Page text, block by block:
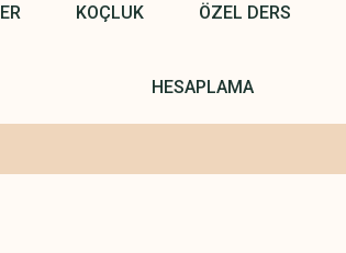
KOÇLUK ÖZEL DERS
HESAPLAMA